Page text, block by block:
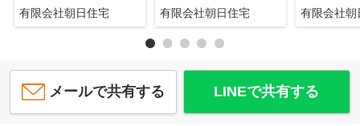
有限会社朝日住宅 有限会社朝日住宅 有限会社
メールで共有する LINEで共有する